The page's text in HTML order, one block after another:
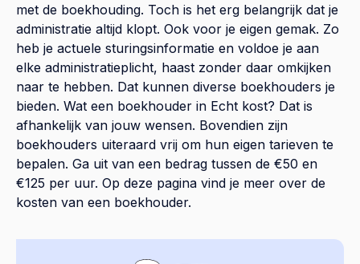
met de boekhouding. Toch is het erg belangrijk dat je
administratie altijd klopt. Ook voor je eigen gemak. Zo
heb je actuele sturingsinformatie en voldoe je aan
elke administratieplicht, haast zonder daar omkijken
naar te hebben. Dat kunnen diverse boekhouders je
bieden. Wat een boekhouder in Echt kost? Dat is
afhankelijk van jouw wensen. Bovendien zijn
boekhouders uiteraard vrij om hun eigen tarieven te
bepalen. Ga uit van een bedrag tussen de €50 en
€125 per uur. Op deze pagina vind je meer over de
kosten van een boekhouder.